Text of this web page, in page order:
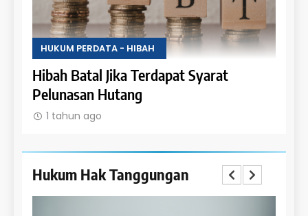
HUKUM PERDATA - HIBAH
Hibah Batal Jika Terdapat Syarat
Pelunasan Hutang
1 tahun ago
Hukum Hak Tanggungan